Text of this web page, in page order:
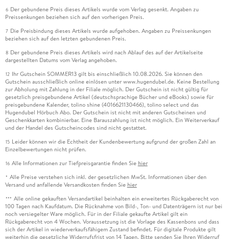
6 Der gebundene Preis dieses Artikels wurde vom Verlag gesenkt. Angaben zu
Preissenkungen beziehen sich auf den vorherigen Preis.
7 Die Preisbindung dieses Artikels wurde aufgehoben. Angaben zu Preissenkungen
beziehen sich auf den letzten gebundenen Preis.
8 Der gebundene Preis dieses Artikels wird nach Ablauf des auf der Artikelseite
dargestellten Datums vom Verlag angehoben.
12 Ihr Gutschein SOMMER13 gilt bis einschließlich 10.08.2026. Sie können den
Gutschein ausschließlich online einlösen unter www.hugendubel.de. Keine Bestellung
zur Abholung mit Zahlung in der Filiale möglich. Der Gutschein ist nicht gültig für
gesetzlich preisgebundene Artikel (deutschsprachige Bücher und eBooks) sowie für
preisgebundene Kalender, tolino shine (4016621130466), tolino select und das
Hugendubel Hörbuch Abo. Der Gutschein ist nicht mit anderen Gutscheinen und
Geschenkkarten kombinierbar. Eine Barauszahlung ist nicht möglich. Ein Weiterverkauf
und der Handel des Gutscheincodes sind nicht gestattet.
15 Leider können wir die Echtheit der Kundenbewertung aufgrund der großen Zahl an
Einzelbewertungen nicht prüfen.
16 Alle Informationen zur Tiefpreisgarantie finden Sie hier
* Alle Preise verstehen sich inkl. der gesetzlichen MwSt. Informationen über den
Versand und anfallende Versandkosten finden Sie hier
*** Alle online gekauften Versandartikel beinhalten ein erweitertes Rückgaberecht von
100 Tagen nach Kaufdatum. Die Rücknahme von Bild-, Ton- und Datenträgern ist nur bei
noch versiegelter Ware möglich. Für in der Filiale gekaufte Artikel gilt ein
Rückgaberecht von 4 Wochen. Voraussetzung ist die Vorlage des Kassenbons und dass
sich der Artikel in wiederverkaufsfähigem Zustand befindet. Für digitale Produkte gilt
weiterhin die gesetzliche Widerrufsfrist von 14 Tagen. Bitte senden Sie Ihren Widerruf